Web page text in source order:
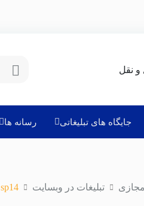
جایگاه های تبلیغاتی رسانه ها
مجازی تبلیغات در وبسایت sp14